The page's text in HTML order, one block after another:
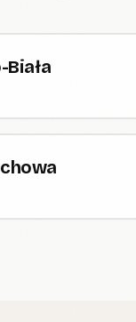
Biała